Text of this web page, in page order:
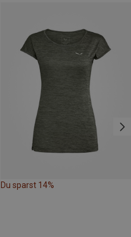
Du sparst 14%